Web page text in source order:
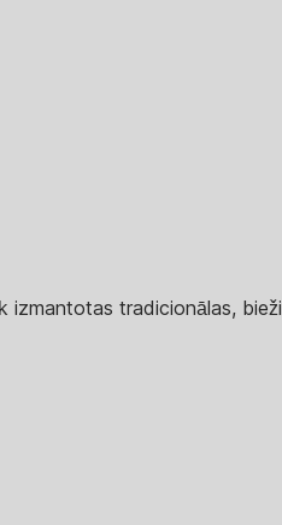
izmantotas tradicionālas, bieži